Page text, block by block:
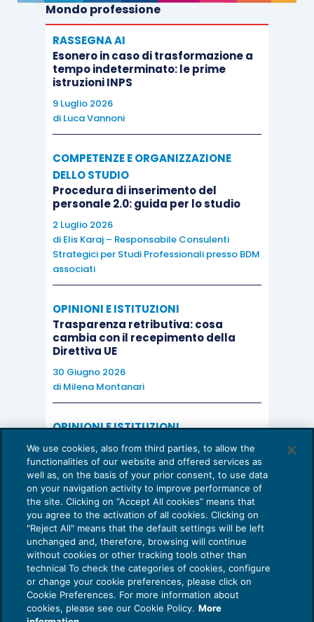
Mondo professione
RASSEGNA AI
Esonero in caso di trasformazione a
tempo indeterminato: le prime
istruzioni INPS
9 Luglio 2026
di Luca Vannoni
COMPETENZE E ORGANIZZAZIONE
DELLO STUDIO
Procedura di inserimento del
personale 2.0: guida per lo studio
2 Luglio 2026
di Elis Karaj – Responsabile Consulenti
Strategici per Studi Professionali presso BDM
associati
OPINIONI E ISTITUZIONI
Trasparenza retributiva: cosa
cambia con il recepimento della
Direttiva UE
30 Giugno 2026
di Milena Montanari
OPINIONI E ISTITUZIONI
Valorizzare il potenziale dello Studio:
una riflessione sul futuro della
consulenza del lavoro
15 Giugno 2026
di Milena Montanari
Privacy Policy
Cookie Policy
We use cookies, also from third parties, to allow the
functionalities of our website and offered services as
well as, on the basis of your prior consent, to use data
on your navigation activity to improve performance of
the site. Clicking on “Accept All cookies” means that
you agree to the activation of all cookies. Clicking on
"Reject All" means that the default settings will be left
unchanged and, therefore, browsing will continue
without cookies or other tracking tools other than
technical To check the categories of cookies, configure
or change your cookie preferences, please click on
Cookie Preferences. For more information about
cookies, please see our Cookie Policy. More